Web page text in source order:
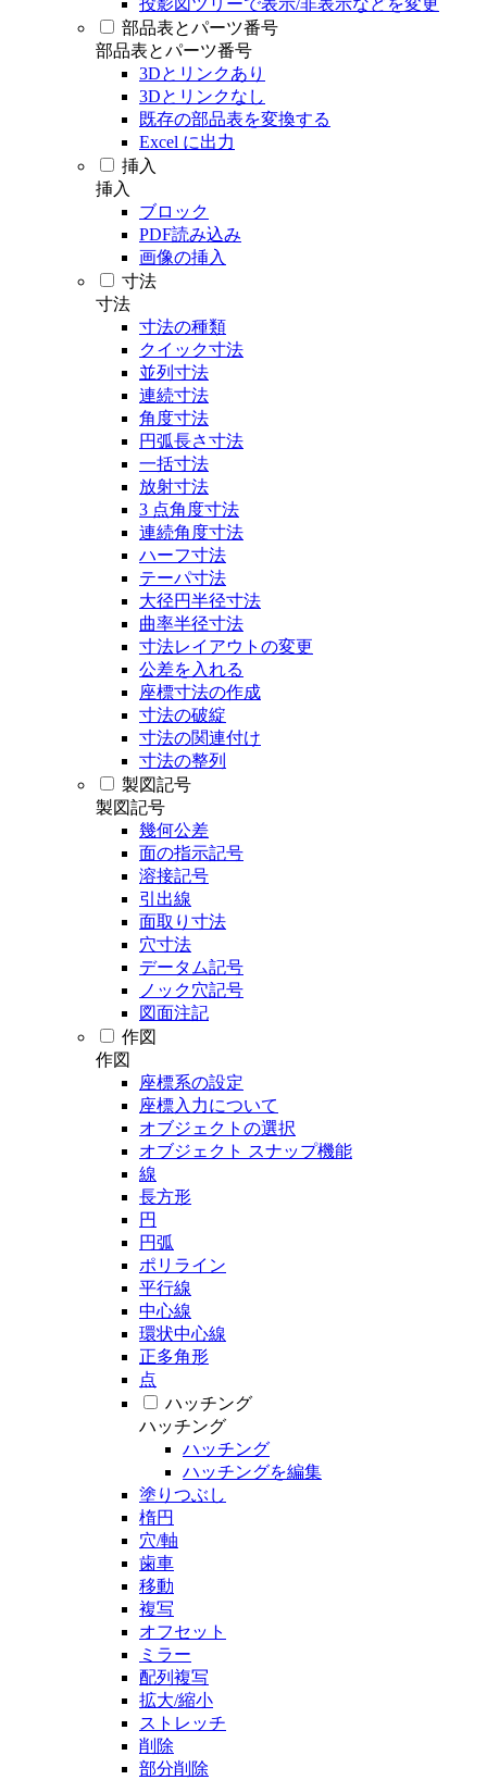
投影図ツリーで表示/非表示などを変更
部品表とパーツ番号
部品表とパーツ番号
3Dとリンクあり
3Dとリンクなし
既存の部品表を変換する
Excel に出力
挿入
挿入
ブロック
PDF読み込み
画像の挿入
寸法
寸法
寸法の種類
クイック寸法
並列寸法
連続寸法
角度寸法
円弧長さ寸法
一括寸法
放射寸法
3 点角度寸法
連続角度寸法
ハーフ寸法
テーパ寸法
大径円半径寸法
曲率半径寸法
寸法レイアウトの変更
公差を入れる
座標寸法の作成
寸法の破綻
寸法の関連付け
寸法の整列
製図記号
製図記号
幾何公差
面の指示記号
溶接記号
引出線
面取り寸法
穴寸法
データム記号
ノック穴記号
図面注記
作図
作図
座標系の設定
座標入力について
オブジェクトの選択
オブジェクト スナップ機能
線
長方形
円
円弧
ポリライン
平行線
中心線
環状中心線
正多角形
点
ハッチング
ハッチング
ハッチング
ハッチングを編集
塗りつぶし
楕円
穴/軸
歯車
移動
複写
オフセット
ミラー
配列複写
拡大/縮小
ストレッチ
削除
部分削除